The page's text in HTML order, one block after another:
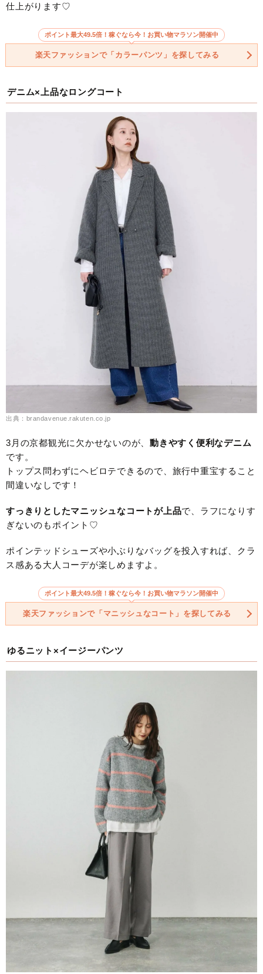
仕上がります♡
ポイント最大49.5倍！稼ぐなら今！お買い物マラソン開催中
楽天ファッションで「カラーパンツ」を探してみる
デニム×上品なロングコート
出典：brandavenue.rakuten.co.jp
3月の京都観光に欠かせないのが、 動きやすく便利なデニム
です。
トップス問わずにヘビロテできるので、旅行中重宝すること
間違いなしです！
すっきりとしたマニッシュなコートが上品で、ラフになりす
ぎないのもポイント♡
ポインテッドシューズや小ぶりなバッグを投入すれば、クラ
ス感ある大人コーデが楽しめますよ。
ポイント最大49.5倍！稼ぐなら今！お買い物マラソン開催中
楽天ファッションで「マニッシュなコート」を探してみる
ゆるニット×イージーパンツ